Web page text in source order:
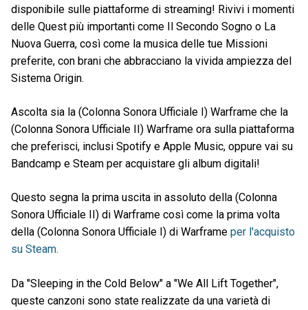
disponibile sulle piattaforme di streaming! Rivivi i momenti
delle Quest più importanti come Il Secondo Sogno o La
Nuova Guerra, così come la musica delle tue Missioni
preferite, con brani che abbracciano la vivida ampiezza del
Sistema Origin.
Ascolta sia la (Colonna Sonora Ufficiale I) Warframe che la
(Colonna Sonora Ufficiale II) Warframe ora sulla piattaforma
che preferisci, inclusi Spotify e Apple Music, oppure vai su
Bandcamp e Steam per acquistare gli album digitali!
Questo segna la prima uscita in assoluto della (Colonna
Sonora Ufficiale II) di Warframe così come la prima volta
della (Colonna Sonora Ufficiale I) di Warframe per l'acquisto
su Steam.
Da "Sleeping in the Cold Below" a "We All Lift Together",
queste canzoni sono state realizzate da una varietà di